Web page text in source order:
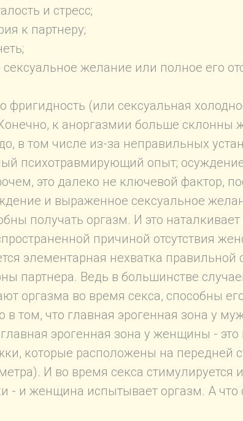
и стресс;
к партнеру;
желание или полное его
фригидность (или сексуальная
к аноргазмии больше
в том числе из-за неправильных
психотравмирующий опыт;
это далеко не ключевой фактор,
и выраженное сексуальное
получать оргазм. И это
причиной отсутствия
элементарная нехватка правильной
партнера. Ведь в большинстве
оргазма во время секса, способны
в том, что главная эрогенная зона у
эрогенная зона у женщины - это
которые расположены на передней
И во время секса стимулируется
- и женщина испытывает оргазм. А что